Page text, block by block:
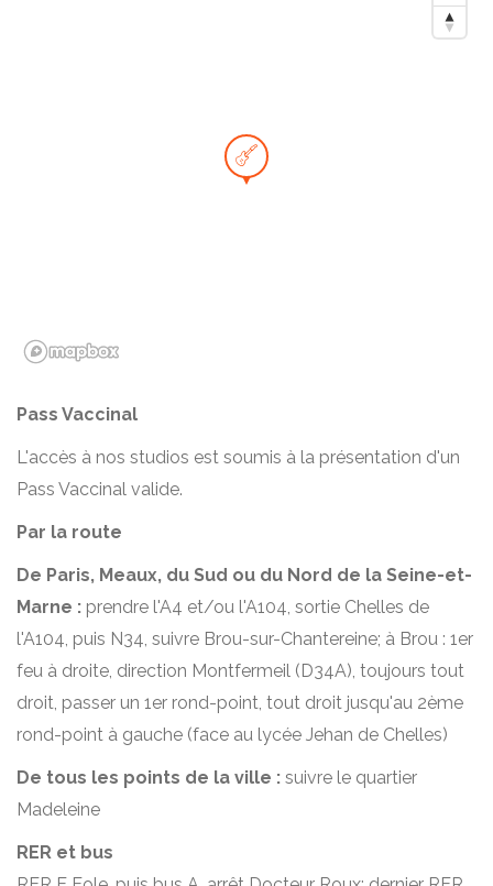
Pass Vaccinal
L'accès à nos studios est soumis à la présentation d'un
Pass Vaccinal valide.
Par la route
De Paris, Meaux, du Sud ou du Nord de la Seine-et-
Marne : prendre l'A4 et/ou l'A104, sortie Chelles de
l'A104, puis N34, suivre Brou-sur-Chantereine; à Brou : 1er
feu à droite, direction Montfermeil (D34A), toujours tout
droit, passer un 1er rond-point, tout droit jusqu'au 2ème
rond-point à gauche (face au lycée Jehan de Chelles)
De tous les points de la ville : suivre le quartier
Madeleine
RER et bus